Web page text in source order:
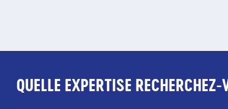
QUELLE EXPERTISE